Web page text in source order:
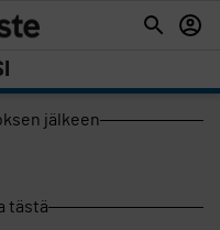
jälkeen
tästä